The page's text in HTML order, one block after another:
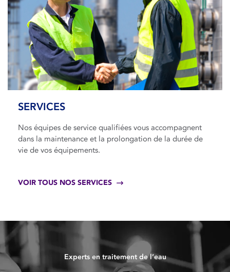
SERVICES
Nos équipes de service qualifiées vous accompagnent
dans la maintenance et la prolongation de la durée de
vie de vos équipements.
VOIR TOUS NOS SERVICES
Experts en traitement de l’eau